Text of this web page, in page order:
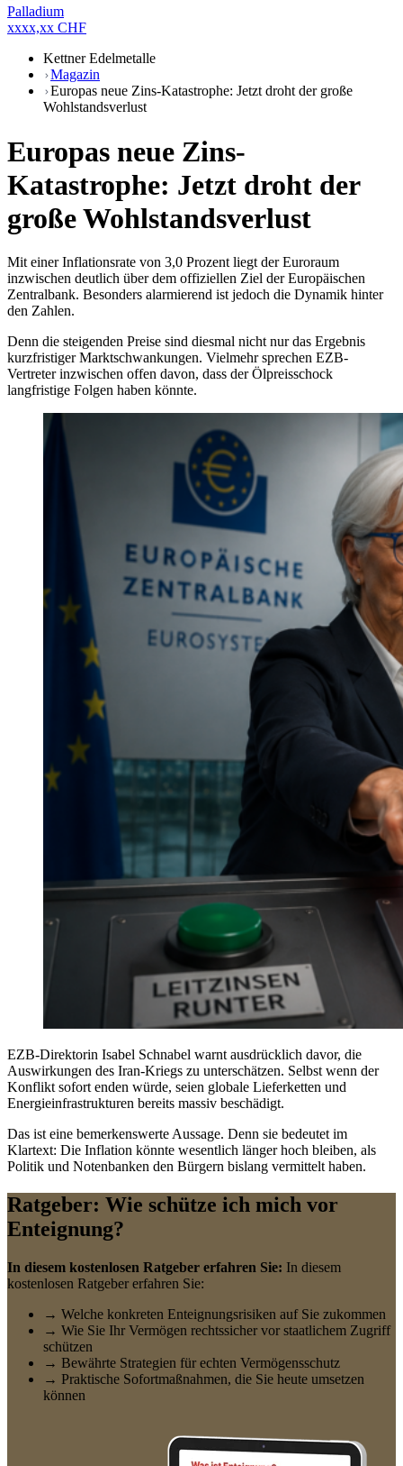
Palladium
xxxx,xx CHF
Kettner Edelmetalle
Magazin
Europas neue Zins-Katastrophe: Jetzt droht der große
Wohlstandsverlust
Europas neue Zins-
Katastrophe: Jetzt droht der
große Wohlstandsverlust
Mit einer Inflationsrate von 3,0 Prozent liegt der Euroraum
inzwischen deutlich über dem offiziellen Ziel der Europäischen
Zentralbank. Besonders alarmierend ist jedoch die Dynamik hinter
den Zahlen.
Denn die steigenden Preise sind diesmal nicht nur das Ergebnis
kurzfristiger Marktschwankungen. Vielmehr sprechen EZB-
Vertreter inzwischen offen davon, dass der Ölpreisschock
langfristige Folgen haben könnte.
EZB-Direktorin Isabel Schnabel warnt ausdrücklich davor, die
Auswirkungen des Iran-Kriegs zu unterschätzen. Selbst wenn der
Konflikt sofort enden würde, seien globale Lieferketten und
Energieinfrastrukturen bereits massiv beschädigt.
Das ist eine bemerkenswerte Aussage. Denn sie bedeutet im
Klartext: Die Inflation könnte wesentlich länger hoch bleiben, als
Politik und Notenbanken den Bürgern bislang vermittelt haben.
Ratgeber: Wie schütze ich mich vor
Enteignung?
In diesem kostenlosen Ratgeber erfahren Sie: In diesem
kostenlosen Ratgeber erfahren Sie:
→ Welche konkreten Enteignungsrisiken auf Sie zukommen
→ Wie Sie Ihr Vermögen rechtssicher vor staatlichem Zugriff
schützen
→ Bewährte Strategien für echten Vermögensschutz
→ Praktische Sofortmaßnahmen, die Sie heute umsetzen
können